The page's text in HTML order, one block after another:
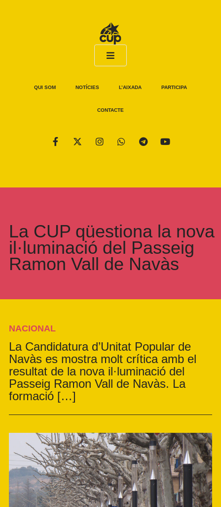
QUI SOM NOTÍCIES L’AIXADA PARTICIPA
CONTACTE
La CUP qüestiona la nova
il·luminació del Passeig
Ramon Vall de Navàs
NACIONAL
La Candidatura d’Unitat Popular de
Navàs es mostra molt crítica amb el
resultat de la nova il·luminació del
Passeig Ramon Vall de Navàs. La
formació […]